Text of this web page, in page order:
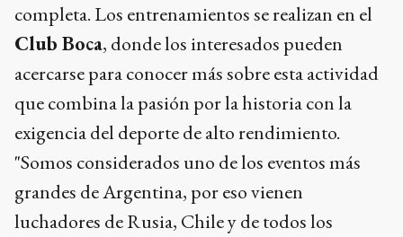
completa. Los entrenamientos se realizan en el
Club Boca, donde los interesados pueden
acercarse para conocer más sobre esta actividad
que combina la pasión por la historia con la
exigencia del deporte de alto rendimiento.
"Somos considerados uno de los eventos más
grandes de Argentina, por eso vienen
luchadores de Rusia, Chile y de todos los